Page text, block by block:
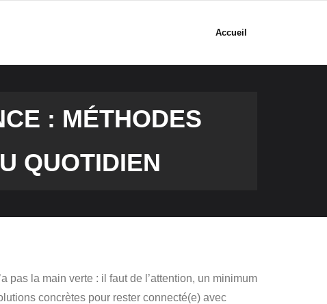
Accueil
: MÉTHODES
QUOTIDIEN
pas la main verte : il faut de l’attention, un minimum
concrètes pour rester connecté(e) avec